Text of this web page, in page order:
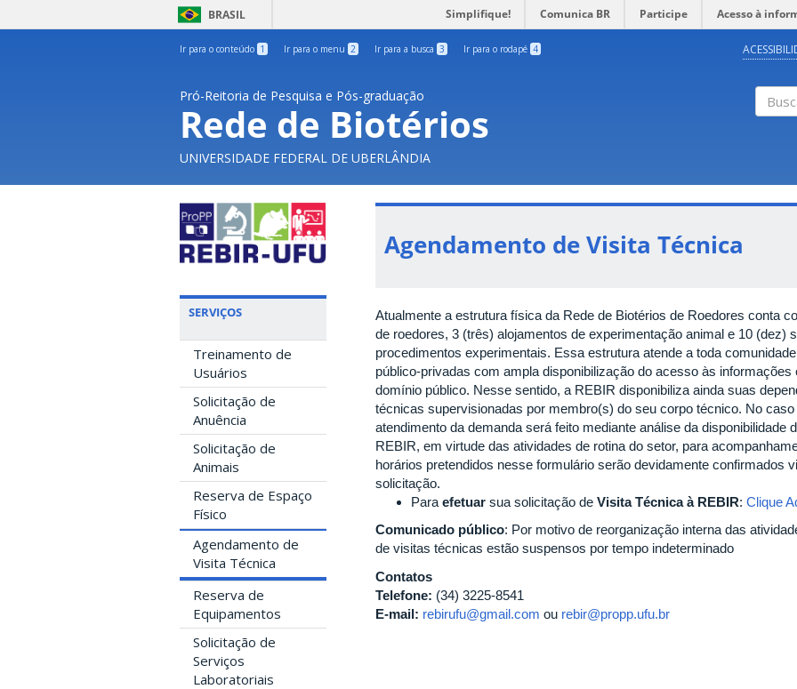
BRASIL Simplifique! Comunica BR Participe Acesso à
Ir para o conteúdo 1 Ir para o menu 2 Ir para a busca 3 Ir para o rodapé 4
Pró-Reitoria de Pesquisa e Pós-graduação
Rede de Biotérios
UNIVERSIDADE FEDERAL DE UBERLÂNDIA
SERVIÇOS
Treinamento de
Usuários
Solicitação de
Anuência
Solicitação de
Animais
Reserva de Espaço
Físico
Agendamento de
Visita Técnica
Reserva de
Equipamentos
Solicitação de
Serviços
Laboratoriais
Agendamento de Visita Técnica
Atualmente a estrutura física da Rede de Biotérios de Roedores conta
de roedores, 3 (três) alojamentos de experimentação animal e 10 (dez)
procedimentos experimentais. Essa estrutura atende a toda
público-privadas com ampla disponibilização do acesso às
domínio público. Nesse sentido, a REBIR disponibiliza ainda suas
técnicas supervisionadas por membro(s) do seu corpo técnico. No
atendimento da demanda será feito mediante análise da disponibilidade
REBIR, em virtude das atividades de rotina do setor, para
horários pretendidos nesse formulário serão devidamente confirmados
solicitação.
Para efetuar sua solicitação de Visita Técnica à REBIR: Clique
Comunicado público: Por motivo de reorganização interna das
de visitas técnicas estão suspensos por tempo indeterminado
Contatos
Telefone: (34) 3225-8541
E-mail: rebirufu@gmail.com ou rebir@propp.ufu.br